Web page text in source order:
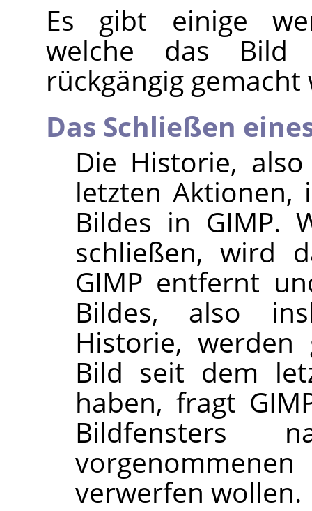
Es gibt einige
welche das
rückgängig
Das Schließen
Die Historie,
letzten Aktionen,
Bildes in GIMP.
schließen, wird
GIMP entfernt
Bildes, also
Historie, werden
Bild seit dem
haben, fragt
verwerfen wollen.